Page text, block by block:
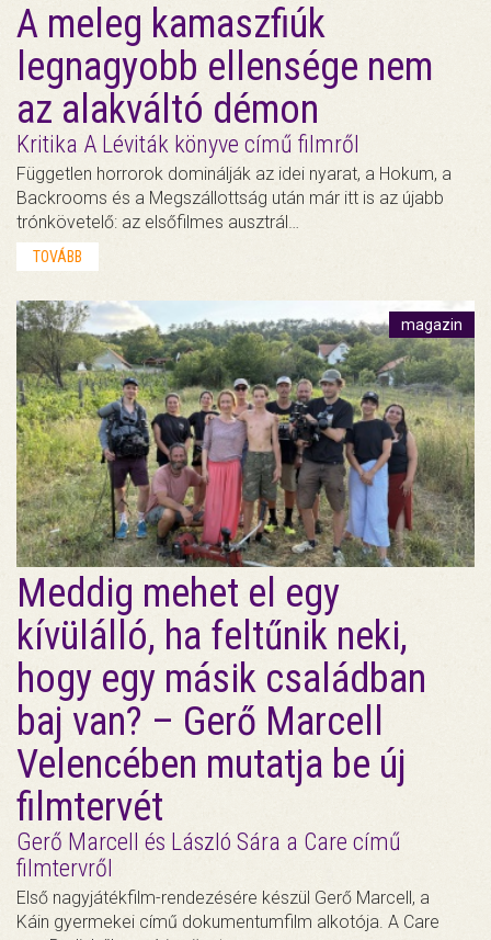
A meleg kamaszfiúk
legnagyobb ellensége nem
az alakváltó démon
Kritika A Léviták könyve című filmről
Független horrorok dominálják az idei nyarat, a Hokum, a
Backrooms és a Megszállottság után már itt is az újabb
trónkövetelő: az elsőfilmes ausztrál…
TOVÁBB
magazin
Meddig mehet el egy
kívülálló, ha feltűnik neki,
hogy egy másik családban
baj van? – Gerő Marcell
Velencében mutatja be új
filmtervét
Gerő Marcell és László Sára a Care című
filmtervről
Első nagyjátékfilm-rendezésére készül Gerő Marcell, a
Káin gyermekei című dokumentumfilm alkotója. A Care